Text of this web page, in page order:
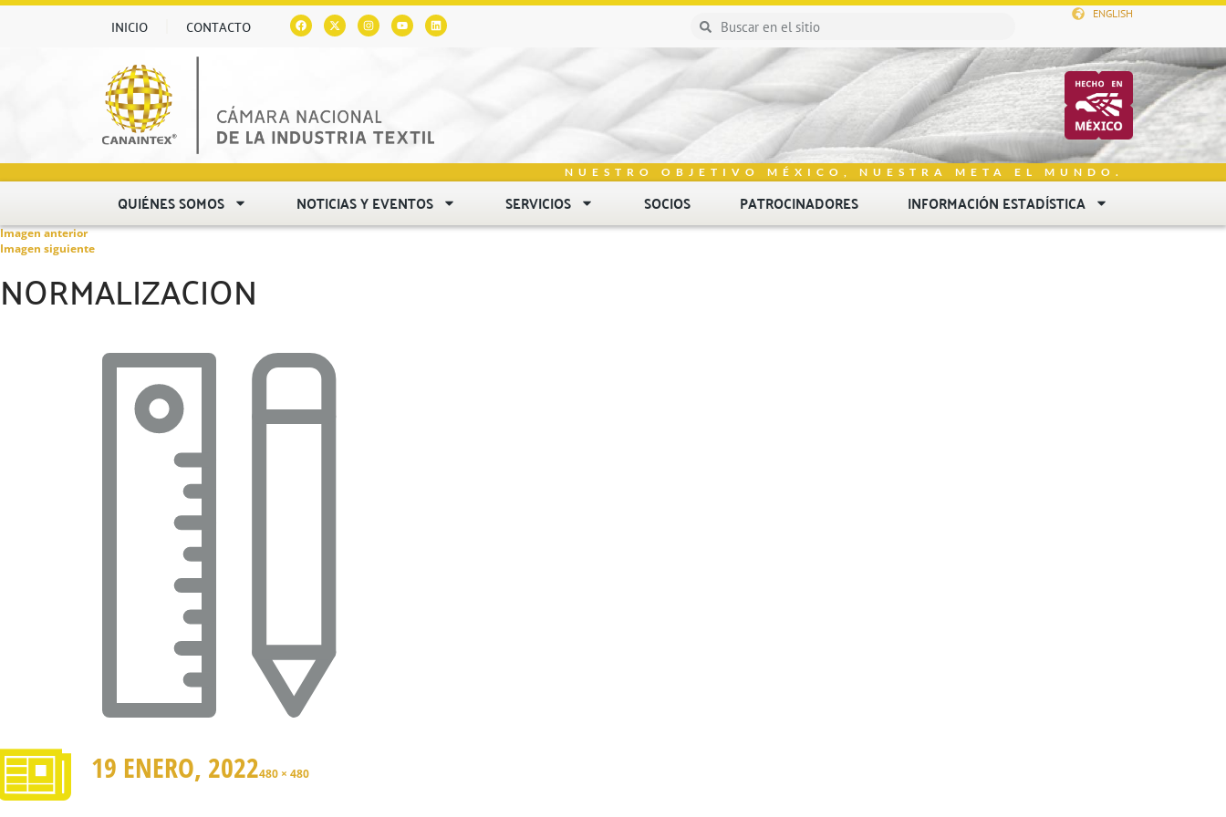
INICIO CONTACTO
ENGLISH
NUESTRO OBJETIVO MÉXICO, NUESTRA META EL MUNDO.
QUIÉNES SOMOS NOTICIAS Y EVENTOS SERVICIOS SOCIOS PATROCINADORES INFORMACIÓN ESTADÍSTICA
Imagen anterior
Imagen siguiente
NORMALIZACION
19 ENERO, 2022480 × 480